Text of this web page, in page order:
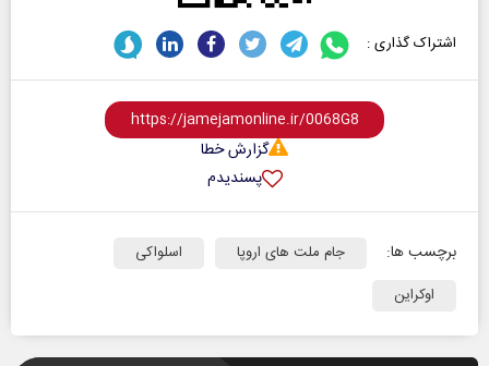
اشتراک گذاری :
گزارش خطا
پسندیدم
برچسب ها: جام ملت های اروپا
اسلواکی
اوکراین